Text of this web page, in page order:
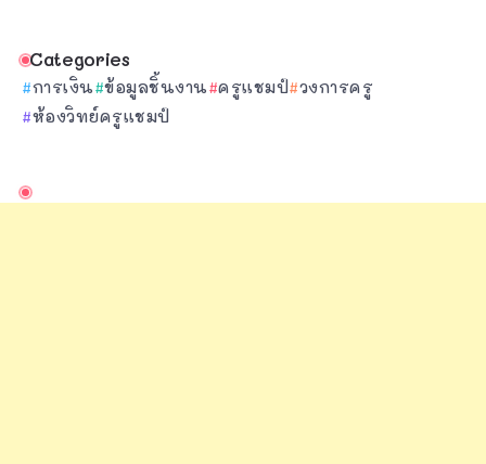
Categories
การเงิน ข้อมูลชิ้นงาน ครูแชมป์ วงการครู
ห้องวิทย์ครูแชมป์